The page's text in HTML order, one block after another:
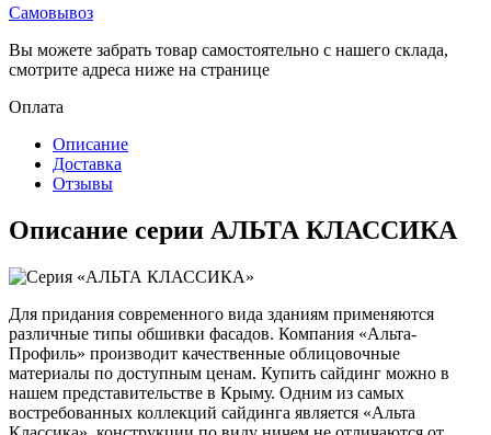
Самовывоз
Вы можете забрать товар самостоятельно с нашего склада,
смотрите адреса ниже на странице
Оплата
Описание
Доставка
Отзывы
Описание серии АЛЬТА КЛАССИКА
Для придания современного вида зданиям применяются
различные типы обшивки фасадов. Компания «Альта-
Профиль» производит качественные облицовочные
материалы по доступным ценам. Купить сайдинг можно в
нашем представительстве в Крыму. Одним из самых
востребованных коллекций сайдинга является «Альта